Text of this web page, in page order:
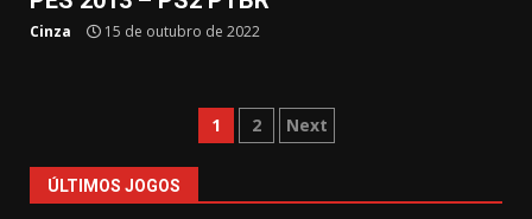
Cinza 15 de outubro de 2022
Paginação
de
1 2 Next
ÚLTIMOS JOGOS